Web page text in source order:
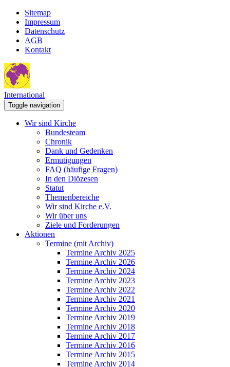
Sitemap
Impressum
Datenschutz
AGB
Kontakt
International
Toggle navigation
Wir sind Kirche
Bundesteam
Chronik
Dank und Gedenken
Ermutigungen
FAQ (häufige Fragen)
In den Diözesen
Statut
Themenbereiche
Wir sind Kirche e.V.
Wir über uns
Ziele und Forderungen
Aktionen
Termine (mit Archiv)
Termine Archiv 2025
Termine Archiv 2026
Termine Archiv 2024
Termine Archiv 2023
Termine Archiv 2022
Termine Archiv 2021
Termine Archiv 2020
Termine Archiv 2019
Termine Archiv 2018
Termine Archiv 2017
Termine Archiv 2016
Termine Archiv 2015
Termine Archiv 2014